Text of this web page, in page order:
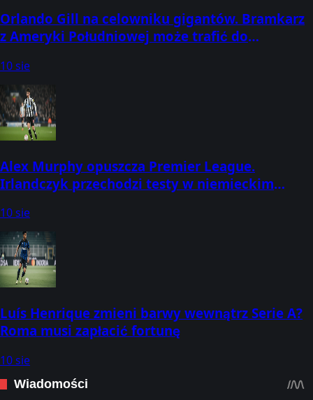
Orlando Gill na celowniku gigantów. Bramkarz
z Ameryki Południowej może trafić do
10 sie
Alex Murphy opuszcza Premier League.
Irlandczyk przechodzi testy w niemieckim
10 sie
Luís Henrique zmieni barwy wewnątrz Serie A?
Roma musi zapłacić fortunę
10 sie